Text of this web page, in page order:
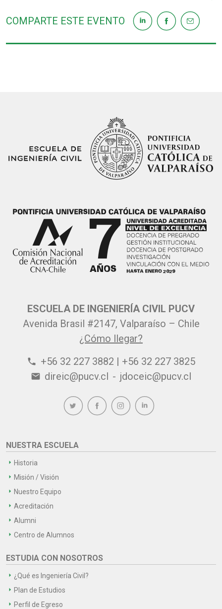
COMPARTE ESTE EVENTO
ESCUELA DE INGENIERÍA CIVIL PUCV
Avenida Brasil #2147, Valparaíso – Chile
¿Cómo llegar?
phone +56 32 227 3882 | +56 32 227 3825
email direic@pucv.cl - jdoceic@pucv.cl
NUESTRA ESCUELA
Historia
Misión / Visión
Nuestro Equipo
Acreditación
Alumni
Centro de Alumnos
ESTUDIA CON NOSOTROS
¿Qué es Ingeniería Civil?
Plan de Estudios
Perfil de Egreso